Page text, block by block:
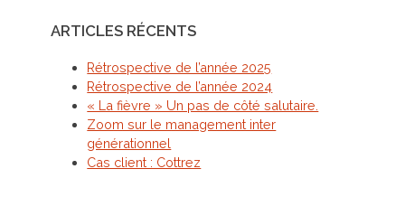
ARTICLES RÉCENTS
Rétrospective de l’année 2025
Rétrospective de l’année 2024
« La fièvre » Un pas de côté salutaire.
Zoom sur le management inter
générationnel
Cas client : Cottrez